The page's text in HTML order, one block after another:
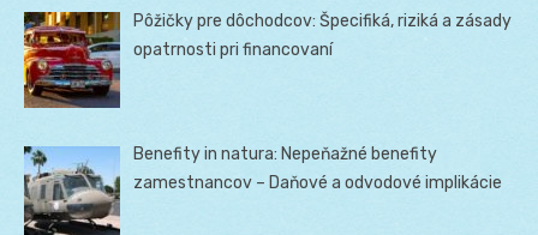
Pôžičky pre dôchodcov: Špecifiká, riziká a zásady
opatrnosti pri financovaní
Benefity in natura: Nepeňažné benefity
zamestnancov – Daňové a odvodové implikácie